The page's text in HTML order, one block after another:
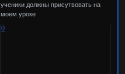
ученики должны присутвовать на
моем уроке
0